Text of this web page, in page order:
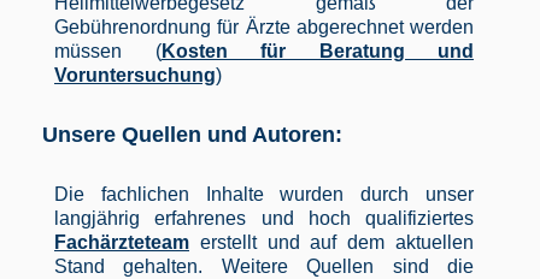
Gebührenordnung für Ärzte abgerechnet werden
müssen (Kosten für Beratung und
Voruntersuchung)
Unsere Quellen und Autoren:
Die fachlichen Inhalte wurden durch unser
langjährig erfahrenes und hoch qualifiziertes
Fachärzteteam erstellt und auf dem aktuellen
Stand gehalten. Weitere Quellen sind die